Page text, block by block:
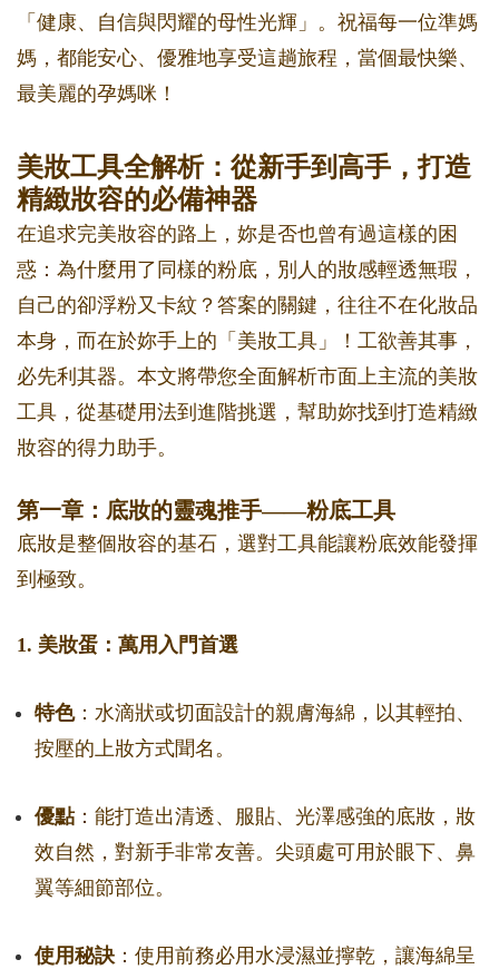
「健康、自信與閃耀的母性光輝」。祝福每一位準媽
媽，都能安心、優雅地享受這趟旅程，當個最快樂、
最美麗的孕媽咪！
美妝工具全解析：從新手到高手，打造
精緻妝容的必備神器
在追求完美妝容的路上，妳是否也曾有過這樣的困
惑：為什麼用了同樣的粉底，別人的妝感輕透無瑕，
自己的卻浮粉又卡紋？答案的關鍵，往往不在化妝品
本身，而在於妳手上的「美妝工具」！工欲善其事，
必先利其器。本文將帶您全面解析市面上主流的美妝
工具，從基礎用法到進階挑選，幫助妳找到打造精緻
妝容的得力助手。
第一章：底妝的靈魂推手——粉底工具
底妝是整個妝容的基石，選對工具能讓粉底效能發揮
到極致。
1. 美妝蛋：萬用入門首選
特色：水滴狀或切面設計的親膚海綿，以其輕拍、
按壓的上妝方式聞名。
優點：能打造出清透、服貼、光澤感強的底妝，妝
效自然，對新手非常友善。尖頭處可用於眼下、鼻
翼等細節部位。
使用秘訣 ：使用前務必用水浸濕並擰乾，讓海綿呈